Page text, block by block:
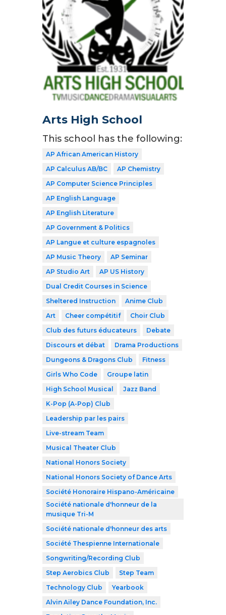
Arts High School
This school has the following:
AP African American History
AP Calculus AB/BC
AP Chemistry
AP Computer Science Principles
AP English Language
AP English Literature
AP Government & Politics
AP Langue et culture espagnoles
AP Music Theory
AP Seminar
AP Studio Art
AP US History
Dual Credit Courses in Science
Sheltered Instruction
Anime Club
Art
Cheer compétitif
Choir Club
Club des futurs éducateurs
Debate
Discours et débat
Drama Productions
Dungeons & Dragons Club
Fitness
Girls Who Code
Groupe latin
High School Musical
Jazz Band
K-Pop (A-Pop) Club
Leadership par les pairs
Live-stream Team
Musical Theater Club
National Honors Society
National Honors Society of Dance Arts
Société Honoraire Hispano-Américaine
Société nationale d'honneur de la
musique Tri-M
Société nationale d'honneur des arts
Société Thespienne Internationale
Songwriting/Recording Club
Step Aerobics Club
Step Team
Technology Club
Yearbook
Alvin Ailey Dance Foundation, Inc.